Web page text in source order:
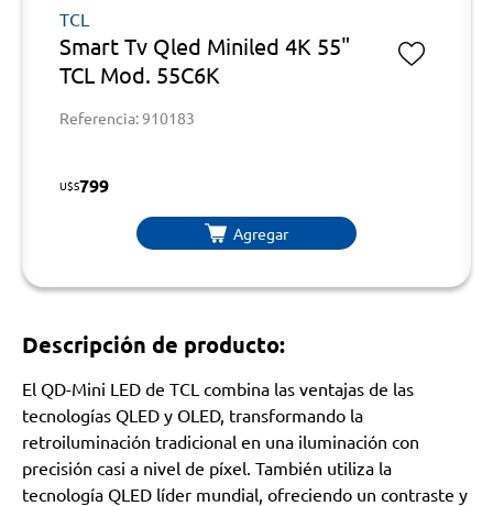
TCL
Smart Tv Qled Miniled 4K 55"
TCL Mod. 55C6K
Referencia: 910183
U$S799
Agregar
Descripción de producto:
El QD-Mini LED de TCL combina las ventajas de las
tecnologías QLED y OLED, transformando la
retroiluminación tradicional en una iluminación con
precisión casi a nivel de píxel. También utiliza la
tecnología QLED líder mundial, ofreciendo un contraste y